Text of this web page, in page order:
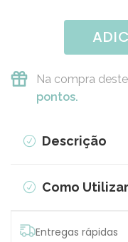
Na compra
pontos.
Descrição
Como Utilizar
Entregas rápidas